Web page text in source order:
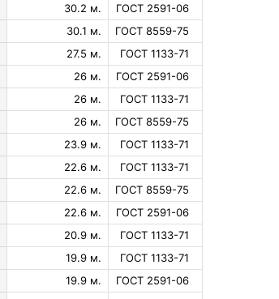
30.2 м.
ГОСТ 2591-06
30.1 м.
ГОСТ 8559-75
27.5 м.
ГОСТ 1133-71
26 м.
ГОСТ 2591-06
26 м.
ГОСТ 1133-71
26 м.
ГОСТ 8559-75
23.9 м.
ГОСТ 1133-71
22.6 м.
ГОСТ 1133-71
22.6 м.
ГОСТ 8559-75
22.6 м.
ГОСТ 2591-06
20.9 м.
ГОСТ 1133-71
19.9 м.
ГОСТ 1133-71
19.9 м.
ГОСТ 2591-06